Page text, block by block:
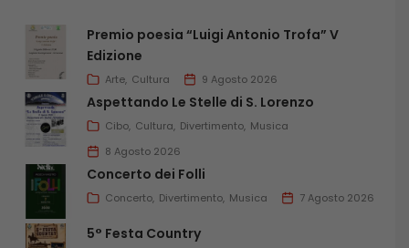
Premio poesia “Luigi Antonio Trofa” V
Edizione
Arte Cultura 9 Agosto 2026
Aspettando Le Stelle di S. Lorenzo
Cibo Cultura Divertimento Musica
8 Agosto 2026
Concerto dei Folli
Concerto Divertimento Musica 7 Agosto 2026
5° Festa Country